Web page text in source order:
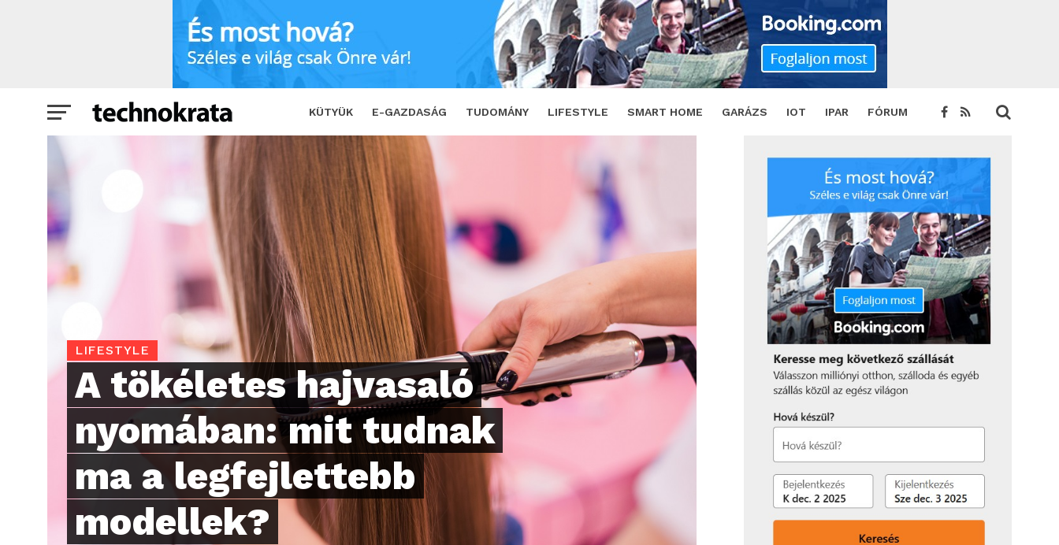
KÜTYÜK E-GAZDASÁG TUDOMÁNY LIFESTYLE SMART HOME GARÁZS IOT IPAR FÓRUM
A tökéletes hajvasaló nyomában: mit tudnak ma a legfejlettebb modellek? SHARE TWEET
LIFESTYLE
A tökéletes hajvasaló
nyomában: mit tudnak
ma a legfejlettebb
modellek?